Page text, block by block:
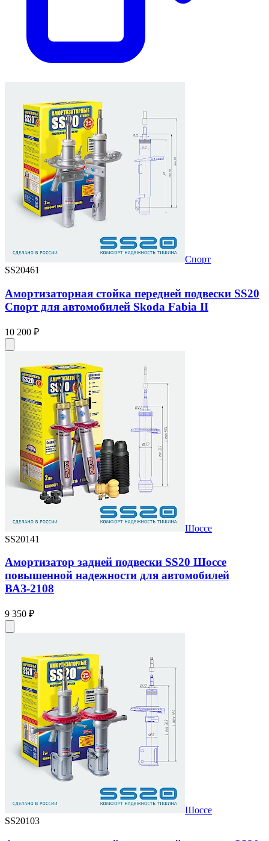
Спорт
SS20461
Амортизаторная стойка передней подвески SS20
Спорт для автомобилей Skoda Fabia II
10 200 ₽
Шоссе
SS20141
Амортизатор задней подвески SS20 Шоссе
повышенной надежности для автомобилей
ВАЗ-2108
9 350 ₽
Шоссе
SS20103